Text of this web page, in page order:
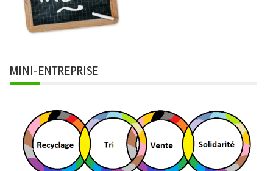
MINI-ENTREPRISE